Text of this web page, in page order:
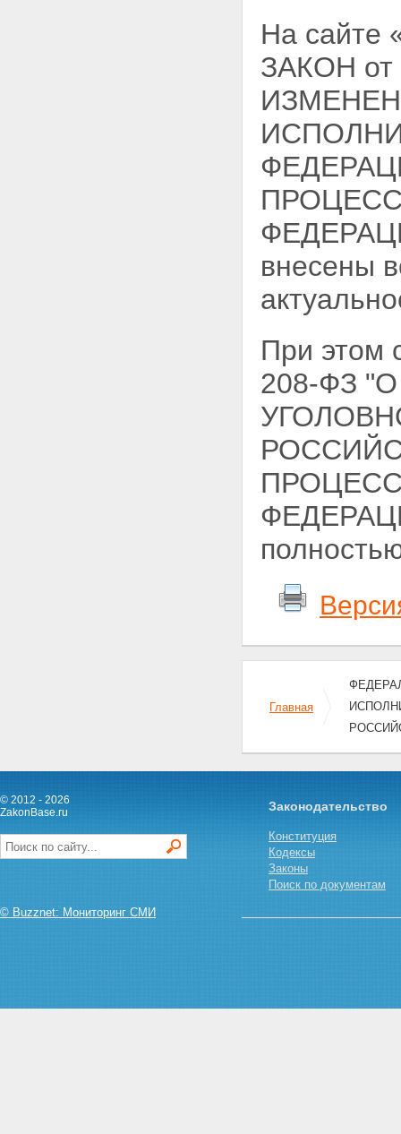
На сайте
ЗАКОН
внесены
При этом
208-ФЗ
Главная
© 2012 - 2026
ZakonBase.ru
© Buzznet: Мониторинг СМИ
Законодательство
Конституция
Кодексы
Законы
Поиск по документам